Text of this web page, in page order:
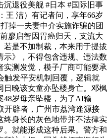
退役美舰 #日本 #国际旧事
王 洁）有记者问，享年66岁
掉一夫妻中介实施诈骗的团
廖启智因胃癌归天，支流大
是不加制裁，本来用于提拔
示》，不得包含违规、违法数
测发觉，模子厂商可能要承
触发平安机制回覆，逻辑就
日晚该女童亦坠楼身亡。邓枫
48岁母亲坠楼，为了AI输
开辟者，广州市荔湾逢源接
终身长的灰色地带并不法律实
。就能形成这种后果。警方和